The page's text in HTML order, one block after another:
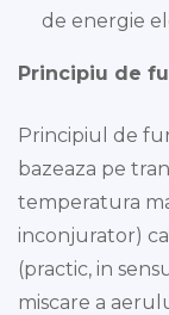
de energie
Principiu de
Principiul de
bazeaza pe
temperatura
inconjurator)
(practic, in
miscare a